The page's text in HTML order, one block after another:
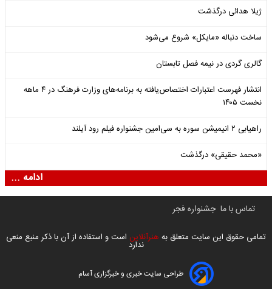
ژیلا هدائی درگذشت
ساخت دنباله «مایکل» شروع می‌شود
گالری گردی در نیمه فصل تابستان
انتشار فهرست اعتبارات اختصاص‌یافته به برنامه‌های وزارت فرهنگ در ۴ ماهه
نخست ۱۴۰۵
راهیابی ۲ انیمیشن سوره به سی‌امین جشنواره فیلم رود آیلند
«محمد حقیقی» درگذشت
ادامه ...
تماس با ما جشنواره فجر
تمامی حقوق این سایت متعلق به هنرآنلاین است و استفاده از آن با ذکر منبع منعی
ندارد
طراحی سایت خبری و خبرگزاری آسام